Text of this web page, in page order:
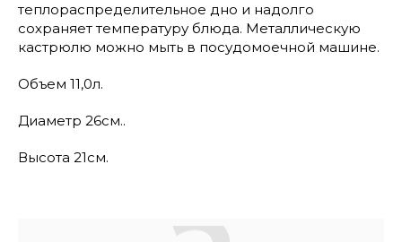
теплораспределительное дно и надолго
сохраняет температуру блюда. Металлическую
кастрюлю можно мыть в посудомоечной машине.
Объем 11,0л.
Диаметр 26см..
Высота 21см.